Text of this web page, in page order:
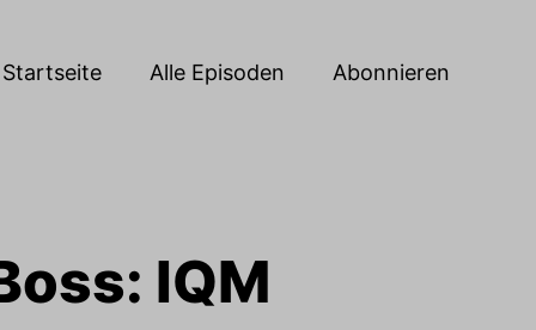
Startseite Alle Episoden Abonnieren
IQM